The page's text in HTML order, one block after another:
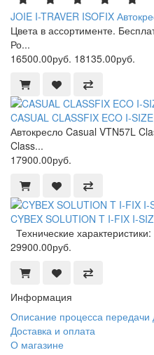
JOIE I-TRAVER ISOFIX
Цвета в ассортименте.
Ро...
16500.00руб. 18135.00руб.
CASUAL CLASSFIX ECO I-
Автокресло Casual VTN57L
Class...
17900.00руб.
CYBEX SOLUTION T I-FIX I-
Технические
29900.00руб.
Информация
Описание процесса передачи
Доставка и оплата
О магазине